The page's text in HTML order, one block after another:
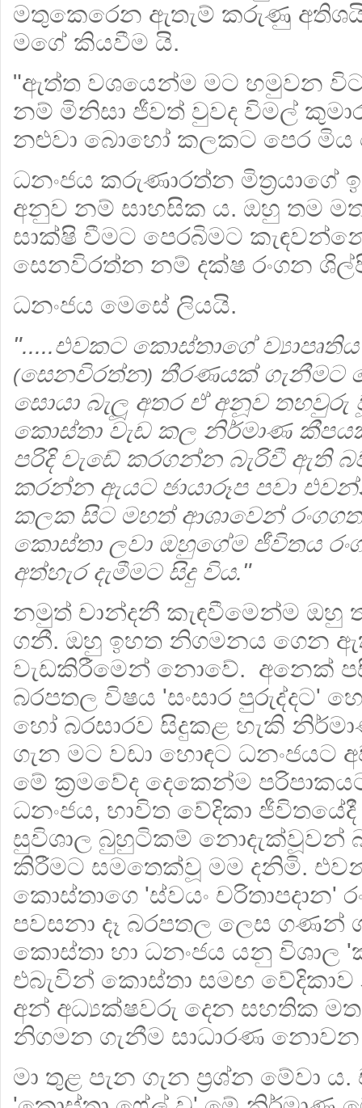
මතුකෙරෙන ඇතැම් කරුණු
මගේ කියවීම යි.
"ඇත්ත වශයෙන්ම මට හමුවන
නම් මිනිසා ජීවත් වුවද විමල්
නළුවා බොහෝ කලකට පෙර
ධනංජය කරුණාරත්න මිත්‍රයාගේ
අනුව නම් සාහසික ය. ඔහු තම
සාක්ෂි වීමට පෙරබිමට
සෙනවිරත්න නම් දක්ෂ රංගන
ධනංජය මෙසේ ලියයි.
".....එවකට කොස්තාගේ
(සෙනවිරත්න) තීරණයක් ගැනීමට
සොයා බැලූ අතර ඒ අනූව තහවුරු
කොස්තා වැඩ කල නිර්මාණ
පරිදි වැඩේ කරගන්න බැරිවී ඇති
කරන්න ඇයට ඡායාරූප පවා
කලක සිට මහත් ආශාවෙන්
කොස්තා ලවා ඔහුගේම ජීවිතය
අත්හැර දැමීමට සිදු විය."
නමුත් චාන්දනී කැඳවීමෙන්ම ඔහු
ගනී. ඔහු ඉහත නිගමනය ගෙන
වැඩකිරීමෙන් නොවේ. අනෙක්
බරපතල විෂය 'සංසාර පුරුද්දට'
හෝ බරසාරව සිදුකළ හැකි
ගැන මට වඩා හොඳට ධනංජයට
මේ ක්‍රමවේද දෙකෙන්ම
ධනංජය, භාවිත වේදිකා
සුවිශාල බුහුටිකම් නොදැක්වූවන්
කිරීමට සමතෙක්වූ මම දනිමි.
කොස්තාගෙ 'ස්වයං චරිතාපදාන'
පවසනා දෑ බරපතල ලෙස
කොස්තා හා ධනංජය යනු විශාල
එබැවින් කොස්තා සමඟ
අන් අධ්‍යක්ෂවරු දෙන සහතික
නිගමන ගැනීම සාධාරණ
මා තුළ පැන ගැන ප්‍රශ්න මේවා